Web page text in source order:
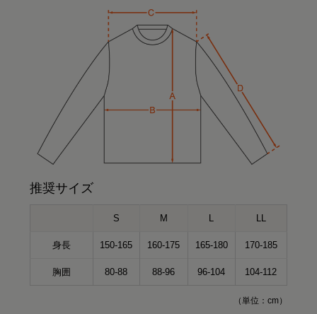
推奨サイズ
S M L LL
身長 150-165 160-175 165-180 170-185
胸囲 80-88 88-96 96-104 104-112
（単位：cm）